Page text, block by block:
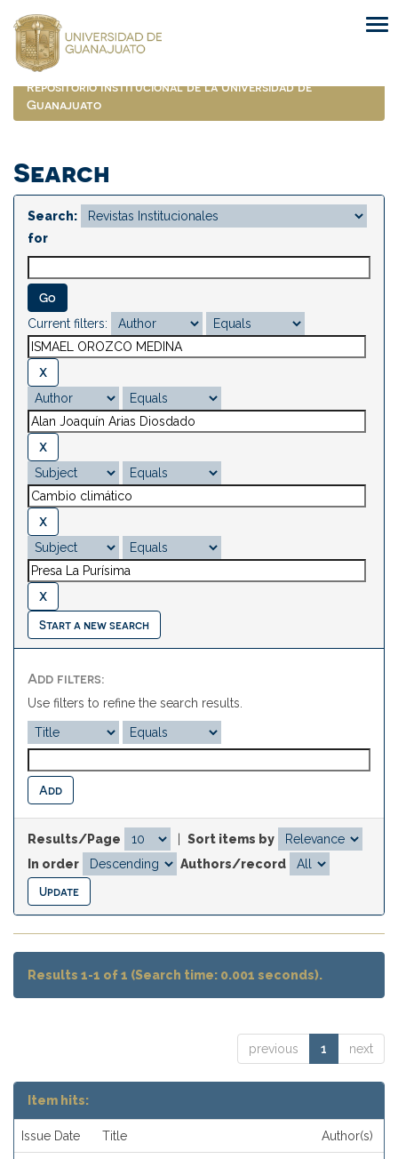
navigation
Repositorio Institucional de la Universidad de
Guanajuato
Search
Search:
for
Current filters:
Start a new search
Add filters:
Use filters to refine the search results.
Results/Page
Sort items by
In order
Authors/record
Results 1-1 of 1 (Search time: 0.001 seconds).
previous 1 next
Item hits:
Issue Date Title Author(s)